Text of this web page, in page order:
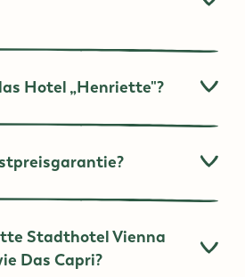
Hotel „Henriette"?
Stadthotel Vienna
Das Capri?